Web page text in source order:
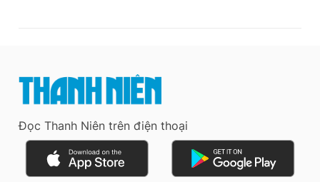
Đọc Thanh Niên trên điện thoại